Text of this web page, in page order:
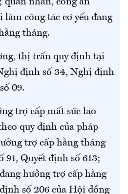
làm công tác cơ yếu đang
tháng.
thị trấn quy định tại
định số 34, Nghị định
09.
trợ cấp mất sức lao
quy định của pháp
trợ cấp hằng tháng
91, Quyết định số 613;
hưởng trợ cấp hằng
số 206 của Hội đồng